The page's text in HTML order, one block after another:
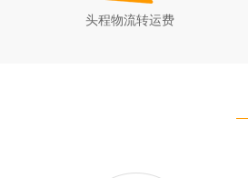
头程物流转运费